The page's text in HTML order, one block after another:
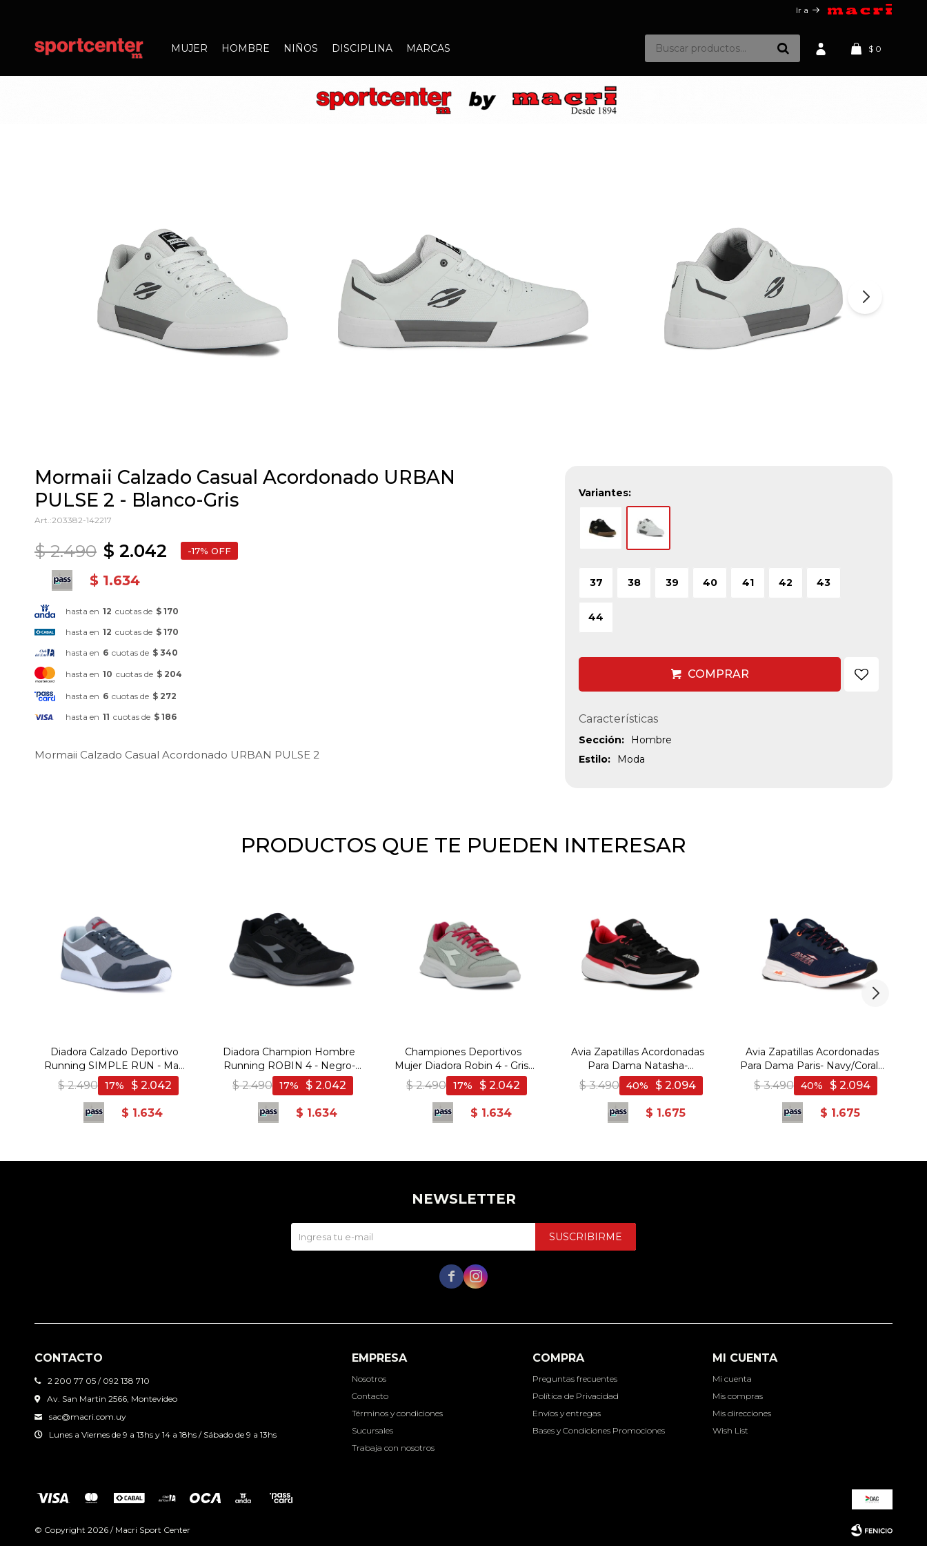
MUJER HOMBRE NIÑOS DISCIPLINA MARCAS $ 0
Ir a
Mormaii Calzado Casual Acordonado URBAN
PULSE 2 - Blanco-Gris
203382-142217
$ 2.042
$ 2.490 17
$ 1.634
hasta en 12 cuotas de $ 170
hasta en 12 cuotas de $ 170
hasta en 6 cuotas de $ 340
hasta en 10 cuotas de $ 204
hasta en 6 cuotas de $ 272
hasta en 11 cuotas de $ 186
Mormaii Calzado Casual Acordonado URBAN PULSE 2
Variantes:
37 38 39 40 41 42 43
44
COMPRAR
Características
Sección
Hombre
Estilo
Moda
PRODUCTOS QUE TE PUEDEN INTERESAR
Diadora Calzado Deportivo
Running SIMPLE RUN - Man
- Gris
$ 2.490 $ 2.042
17
$ 1.634
Diadora Champion Hombre
Running ROBIN 4 - Negro-
Gris Oscuro
$ 2.490 $ 2.042
17
$ 1.634
Championes Deportivos
Mujer Diadora Robin 4 - Gris-
Fucsia
$ 2.490 $ 2.042
17
$ 1.634
Avia Zapatillas Acordonadas
Para Dama Natasha-
Black/Coral - Negro-Coral
$ 3.490 $ 2.094
40
$ 1.675
Avia Zapatillas Acordonadas
Para Dama Paris- Navy/Coral -
Marino-Coral
$ 3.490 $ 2.094
40
$ 1.675
CONTACTO
2 200 77 05 / 092 138 710
Av. San Martin 2566, Montevideo
sac@macri.com.uy
Lunes a Viernes de 9 a 13hs y 14 a 18hs / Sábado de 9 a 13hs
EMPRESA
Nosotros
Contacto
Términos y condiciones
Sucursales
Trabaja con nosotros
COMPRA
Preguntas frecuentes
Política de Privacidad
Envíos y entregas
Bases y Condiciones Promociones
MI CUENTA
Mi cuenta
Mis compras
Mis direcciones
Wish List
NEWSLETTER
SUSCRIBIRME
 
© Copyright 2026 / Macri Sport Center